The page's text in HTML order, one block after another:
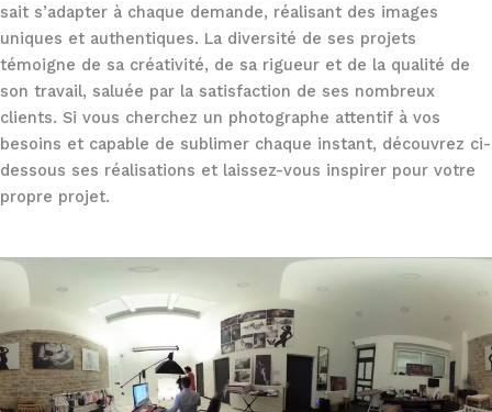
sait s’adapter à chaque demande, réalisant des images
uniques et authentiques. La diversité de ses projets
témoigne de sa créativité, de sa rigueur et de la qualité de
son travail, saluée par la satisfaction de ses nombreux
clients. Si vous cherchez un photographe attentif à vos
besoins et capable de sublimer chaque instant, découvrez ci-
dessous ses réalisations et laissez-vous inspirer pour votre
propre projet.